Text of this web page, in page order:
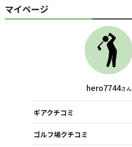
マイページ
hero7744さん
ギアクチコミ
ゴルフ場クチコミ